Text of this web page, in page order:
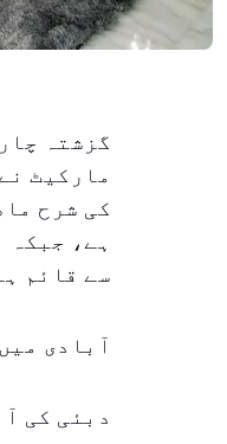
گزشتہ
مارکیٹ
کی شرح
ہے،
سے قائم
آبادی